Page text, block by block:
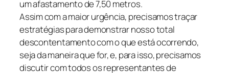
um afastamento de 7,50 metros.
Assim com a maior urgência, precisamos traçar
estratégias para demonstrar nosso total
descontentamento com o que está ocorrendo,
seja da maneira que for, e, para isso, precisamos
discutir com todos os representantes de